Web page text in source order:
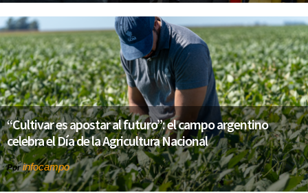
“Cultivar es apostar al futuro”: el campo argentino
celebra el Día de la Agricultura Nacional
Porinfocampo